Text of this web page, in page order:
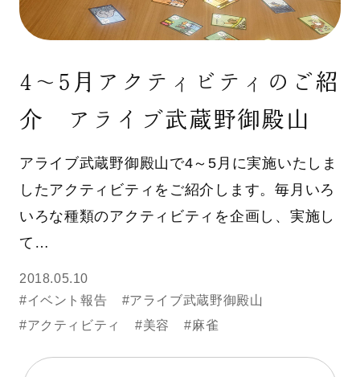
4～5月アクティビティのご紹
介 アライブ武蔵野御殿山
アライブ武蔵野御殿山で4～5月に実施いたしま
したアクティビティをご紹介します。毎月いろ
いろな種類のアクティビティを企画し、実施し
て…
2018.05.10
#イベント報告
#アライブ武蔵野御殿山
#アクティビティ
#美容 #麻雀